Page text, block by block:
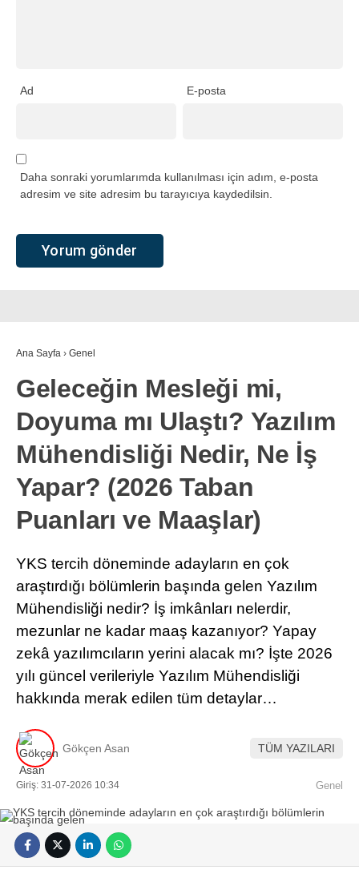
Ad E-posta
Daha sonraki yorumlarımda kullanılması için adım, e-posta
adresim ve site adresim bu tarayıcıya kaydedilsin.
Ana Sayfa › Genel
Geleceğin Mesleği mi,
Doyuma mı Ulaştı? Yazılım
Mühendisliği Nedir, Ne İş
Yapar? (2026 Taban
Puanları ve Maaşlar)
YKS tercih döneminde adayların en çok
araştırdığı bölümlerin başında gelen Yazılım
Mühendisliği nedir? İş imkânları nelerdir,
mezunlar ne kadar maaş kazanıyor? Yapay
zekâ yazılımcıların yerini alacak mı? İşte 2026
yılı güncel verileriyle Yazılım Mühendisliği
hakkında merak edilen tüm detaylar…
Gökçen Asan TÜM YAZILARI
Giriş: 31-07-2026 10:34 Genel